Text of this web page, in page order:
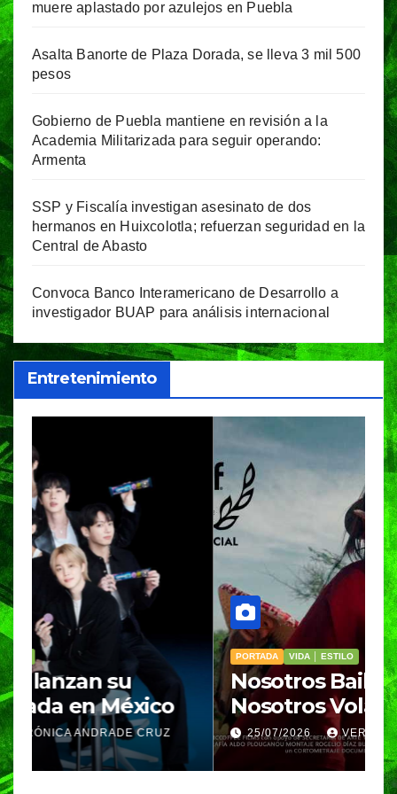
muere aplastado por azulejos en Puebla
Asalta Banorte de Plaza Dorada, se lleva 3 mil 500
pesos
Gobierno de Puebla mantiene en revisión a la
Academia Militarizada para seguir operando:
Armenta
SSP y Fiscalía investigan asesinato de dos
hermanos en Huixcolotla; refuerzan seguridad en la
Central de Abasto
Convoca Banco Interamericano de Desarrollo a
investigador BUAP para análisis internacional
Entretenimiento
PORTADA
Nosotros Bailamos,
Nosotros Volamos llega al
GIFF
25/07/2026 VERÓNICA ANDRADE CRUZ